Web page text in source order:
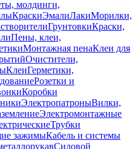
молдинги,
КраскиЭмалиЛакиМорилки,
ГрунтовкиКраски,
Пены, клеи,
Монтажная пенаКлеи для
Очистители,
КлеиГерметики,
Розетки и
Коробки
ЭлектропатроныВилки,
Электромонтажные
Трубки
зажимыКабель и системы
Силовой